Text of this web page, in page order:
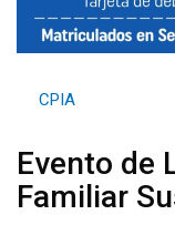
CPIA
Evento de
Familiar